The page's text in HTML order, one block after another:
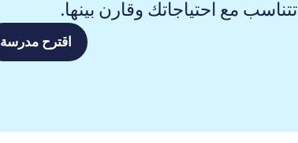
تتناسب مع احتياجاتك وقارن بينها.
اقترح مدرسة